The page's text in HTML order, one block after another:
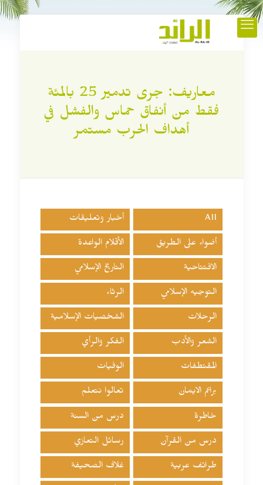
معاريف: جرى تدمير 25 بالمئة
فقط من أنفاق حماس والفشل في
أهداف الحرب مستمر
All أخبار وتعليقات
أضواء على الطريق الأقلام الواعدة
الافتتاحية التاريخ الإسلامي
التوجيه الإسلامي الرثاء
الرحلات الشخصيات الإسلامية
الشعر والأدب الفكر والرأي
المقتطفات الوفيات
براعم الايمان تعالوا نتعلم
خاطرة درس من السنة
درس من القرآن رسائل التعازي
طرائف عربية غلاف الصحيفة